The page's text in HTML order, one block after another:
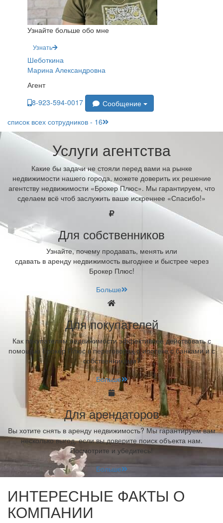
Узнайте больше обо мне
Узнать
Шеботкина
Марина Александровна
Агент
8-923-594-0017
Сообщение
список всех сотрудников - 16
Услуги агентства
Какие бы задачи не стояли перед вами на рынке
недвижимости нашего города, можете доверить их решение
агентству недвижимости «Брокер Плюс». Мы гарантируем, что
сделаем всё чтоб заслужить ваше искреннее «Спасибо!»
Для собственников
Узнайте, почему продавать, менять или
сдавать в аренду недвижимость выгоднее и быстрее через
Брокер Плюс!
Больше
Для покупателей
Как покупателям недвижимости эффективнее действовать с
помощью Брокер Плюс в переговорах о ипотеке с банками и с
собственниками?
Больше
Для арендаторов
Вы хотите снять в аренду недвижимость? Мы гарантируем вам
несколько выгод, если вы доверите поиск объекта нам.
Посмотрите и убедитесь!
Больше
ИНТЕРЕСНЫЕ ФАКТЫ О
КОМПАНИИ